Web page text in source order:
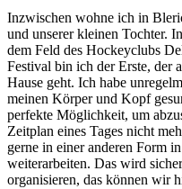
Inzwischen wohne ich in
und unserer kleinen Tochter.
dem Feld des Hockeyclubs
Festival bin ich der Erste, der
Hause geht. Ich habe
meinen Körper und Kopf
perfekte Möglichkeit, um
Zeitplan eines Tages nicht
gerne in einer anderen Form
weiterarbeiten. Das wird
organisieren, das können wir